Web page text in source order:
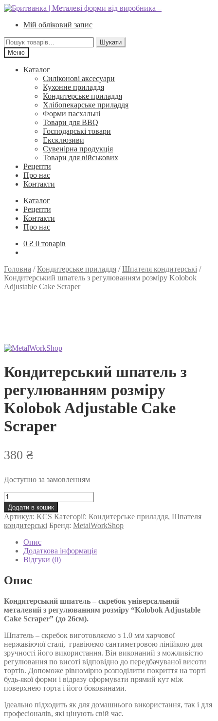
Перейти
навігації
Перейти
вмістуМій обліковий запис
Шукати:
Шукати
Меню
Каталог
Силіконові аксесуари
Кухонне приладдя
Кондитерське приладдя
Хлібопекарське приладдя
Форми пасхальні
Товари для BBQ
Господарські товари
Ексклюзиви
Сувенірна продукція
Товари для військових
Рецепти
Про нас
Контакти
Каталог
Рецепти
Контакти
Про нас
0 ₴ 0 товарів
Головна /Кондитерське приладдя /Шпателя кондитерські /
Кондитерський шпатель з регулюванням розміру Kolobok
Adjustable Cake Scraper
Кондитерський шпатель з
регулюванням розміру
Kolobok Adjustable Cake
Scraper
380 ₴
Доступно за замовленням
Кондитерський
шпатель
з
регулюванням
розміру
Kolobok
Adjustable
Cake
Scraper
кількість
Додати в кошик
Артикул: KCS Категорії: Кондитерське приладдя, Шпателя
кондитерські Бренд: MetalWorkShop
Опис
Додаткова інформація
Відгуки (0)
Опис
Кондитерський шпатель – скребок універсальний
металевий з регулюванням розміру “Kolobok Adjustable
Cake Scraper” (до 26см).
Шпатель – скребок виготовляємо з 1.0 мм харчової
нержавіючої сталі, гравіюємо сантиметровою лінійкою для
зручності його використання. Він виконаний з можливістю
регулювання по висоті відповідно до передбачуваної висоти
тортів. Допоможе рівномірно розподілити покриття на торті
будь-якої форми і відразу сформувати прямий кут між
поверхнею торта і його боковинами.
Ідеально підходить як для домашнього використання, так і для
професіоналів, які цінують свій час.